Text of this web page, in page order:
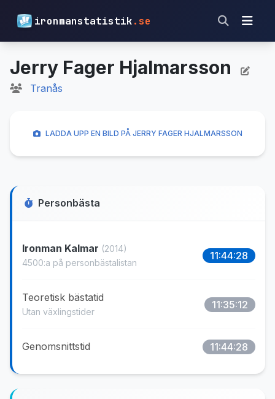
ironmanstatistik.se
Jerry Fager Hjalmarsson
Tranås
Personbästa
Ironman Kalmar (2014)
4500:a på personbästalistan
11:44:28
Teoretisk bästatid
Utan växlingstider
11:35:12
Genomsnittstid 11:44:28
LADDA UPP EN BILD PÅ JERRY FAGER HJALMARSSON